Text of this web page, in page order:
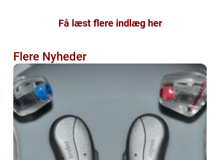
Få læst flere indlæg her
Flere Nyheder